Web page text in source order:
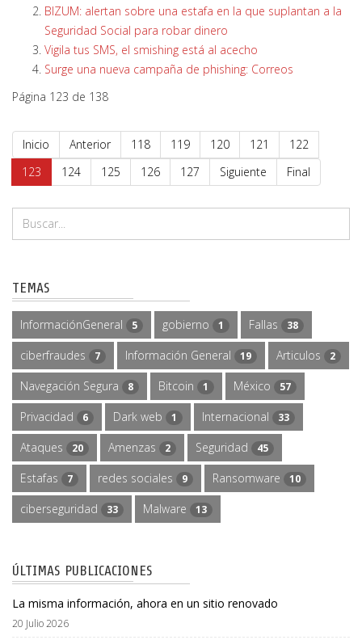
BIZUM: alertan sobre una estafa en la que suplantan a la
Seguridad Social para robar dinero
Vigila tus SMS, el smishing está al acecho
Surge una nueva campaña de phishing: Correos
Página 123 de 138
Inicio Anterior 118 119 120 121
122
123
124 125 126 127 Siguiente Final
TEMAS
InformaciónGeneral 5 gobierno 1 Fallas 38
ciberfraudes 7 Información General 19 Articulos 2
Navegación Segura 8 Bitcoin 1 México 57
Privacidad 6 Dark web 1 Internacional 33
Ataques 20 Amenzas 2 Seguridad 45
Estafas 7 redes sociales 9 Ransomware 10
ciberseguridad 33 Malware 13
ÚLTIMAS PUBLICACIONES
La misma información, ahora en un sitio renovado
20 Julio 2026